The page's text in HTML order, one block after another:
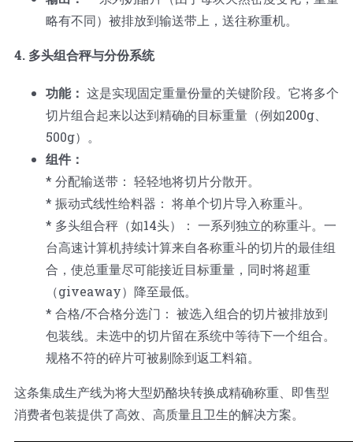
略有不同）被排放到输送带上，送往称重机。
4. 多头组合秤与分份系统
功能： 这是实现固定重量份量的关键阶段。它将多个
切片组合起来以达到精确的目标重量（例如200g、
500g）。
组件：
* 分配输送带： 轻轻地将切片分散开。
* 振动式线性给料器： 将单个切片导入称重斗。
* 多头组合秤（如14头）： 一系列独立的称重斗。一
台高速计算机持续计算来自各称重斗的切片的最佳组
合，使总重量尽可能接近目标重量，同时将超重
（giveaway）降至最低。
* 合格/不合格分选门： 被选入组合的切片被排放到
包装线。未选中的切片留在系统中等待下一个组合。
规格不符的碎片可被剔除到返工料箱。
这条集成生产线为将大型奶酪块转换成精确称重、即售型
消费者包装提供了高效、高质量且卫生的解决方案。